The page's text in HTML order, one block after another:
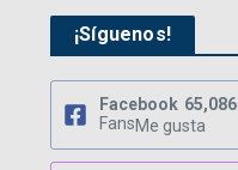
¡Síguenos!
Facebook 65,086
FansMe gusta